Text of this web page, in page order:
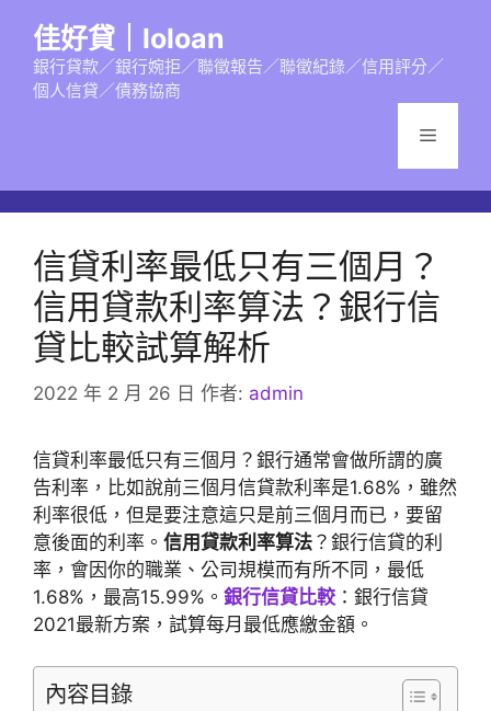
佳好貸｜loloan
銀行貸款／銀行婉拒／聯徵報告／聯徵紀錄／信用評分／
個人信貸／債務協商
選
信貸利率最低只有三個月？
信用貸款利率算法？銀行信
貸比較試算解析
2022 年 2 月 26 日 作者: admin
信貸利率最低只有三個月？銀行通常會做所謂的廣
告利率，比如說前三個月信貸款利率是1.68%，雖然
利率很低，但是要注意這只是前三個月而已，要留
意後面的利率。 信用貸款利率算法 ？銀行信貸的利
率，會因你的職業、公司規模而有所不同，最低
1.68%，最高15.99%。 銀行信貸比較 ：銀行信貸
2021最新方案，試算每月最低應繳金額。
內容目錄